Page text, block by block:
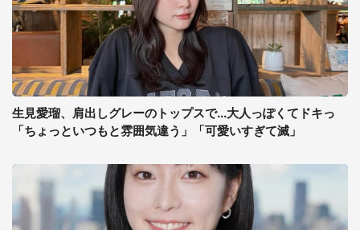
生見愛瑠、肩出しグレーのトップスで...大人っぽくてドキっ
「ちょっといつもと雰囲気違う」「可愛いすぎて滅」